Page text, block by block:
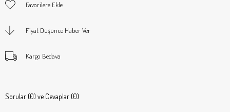
Favorilere Ekle
Fiyat Düşünce Haber Ver
Kargo Bedava
Sorular (0) ve Cevaplar (0)